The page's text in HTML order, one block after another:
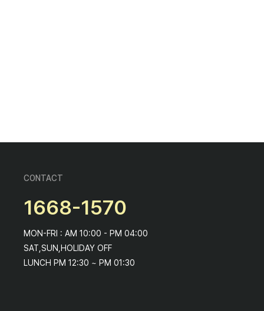
CONTACT
1668-1570
MON-FRI : AM 10:00 - PM 04:00
SAT,SUN,HOLIDAY OFF
LUNCH PM 12:30 ~ PM 01:30